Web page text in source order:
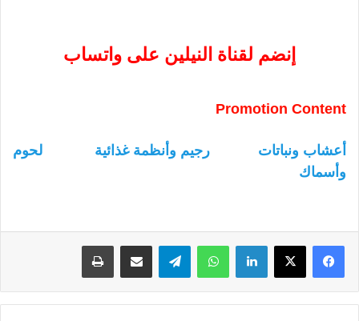
إنضم لقناة النيلين على واتساب
Promotion Content
أعشاب ونباتات رجيم وأنظمة غذائية
لحوم
وأسماك
لينكدإن واتساب